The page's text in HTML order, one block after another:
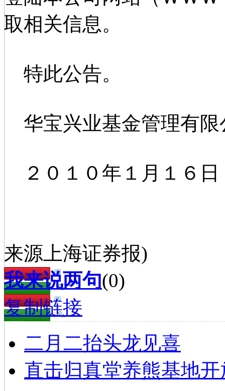
取相关信息。
特此公告。
华宝兴业基金管理有限
２０１０年１月１６日
来源上海证券报)
我来说两句(0)
复制链接
二月二抬头龙见喜
直击归真堂养熊基地开